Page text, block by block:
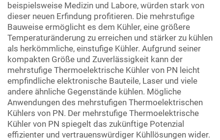
beispielsweise Medizin und Labore, würden stark von
dieser neuen Erfindung profitieren. Die mehrstufige
Bauweise ermöglicht es dem Kühler, eine größere
Temperaturänderung zu erreichen und stärker zu kühlen
als herkömmliche, einstufige Kühler. Aufgrund seiner
kompakten Größe und Zuverlässigkeit kann der
mehrstufige Thermoelektrische Kühler von PN leicht
empfindliche elektronische Bauteile, Laser und viele
andere ähnliche Gegenstände kühlen. Mögliche
Anwendungen des mehrstufigen Thermoelektrischen
Kühlers von PN. Der mehrstufige Thermoelektrische
Kühler von PN spiegelt das zukünftige Potenzial
effizienter und vertrauenswürdiger Kühllösungen wider.